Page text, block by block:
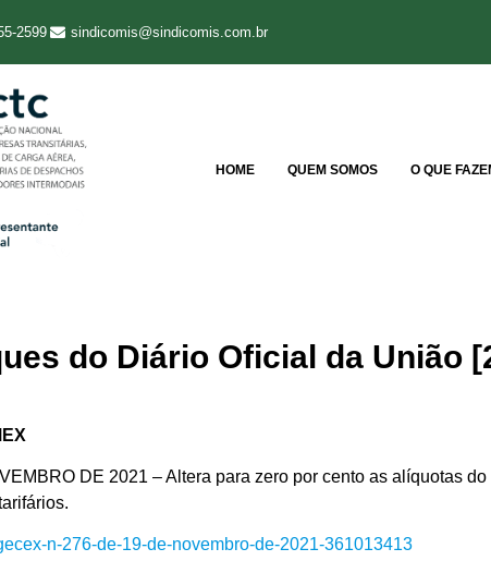
2599 sindicomis@sindicomis.com.br
HOME QUEM SOMOS O QUE
do Diário Oficial da União
DE 2021 – Altera para zero por cento as alíquotas
n-276-de-19-de-novembro-de-2021-361013413